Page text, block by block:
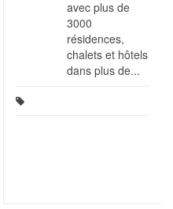
avec plus de
3000
résidences,
chalets et hôtels
dans plus de...